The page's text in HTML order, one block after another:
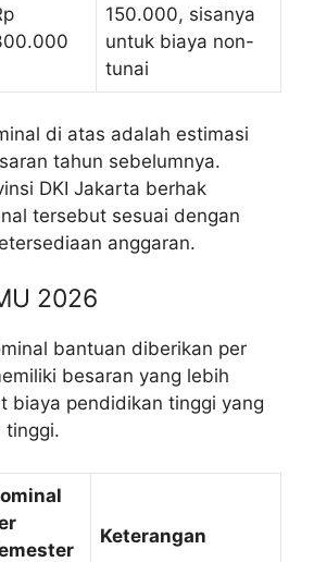
150.000, sisanya
untuk biaya non-
tunai
di atas adalah estimasi
tahun sebelumnya.
DKI Jakarta berhak
tersebut sesuai dengan
anggaran.
2026
bantuan diberikan per
besaran yang lebih
biaya pendidikan tinggi yang
tinggi.
Keterangan